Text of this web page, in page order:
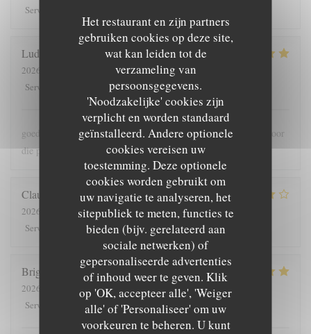
Het restaurant en zijn partners
gebruiken cookies op deze site,
wat kan leiden tot de
verzameling van
persoonsgegevens.
'Noodzakelijke' cookies zijn
verplicht en worden standaard
geïnstalleerd. Andere optionele
cookies vereisen uw
toestemming. Deze optionele
cookies worden gebruikt om
uw navigatie te analyseren, het
sitepubliek te meten, functies te
bieden (bijv. gerelateerd aan
sociale netwerken) of
gepersonaliseerde advertenties
of inhoud weer te geven. Klik
op 'OK, accepteer alle', 'Weiger
alle' of 'Personaliseer' om uw
voorkeuren te beheren. U kunt
Service
Ludo
2026-07-30
- 18:00 - Gasten 2
Service
Atmosfeer:5/5 Keuken:5/5 Kwaliteit / Prijs
goede bediening , lekker en meer dan voldoende grote porties voor
die prijs
Claude
2026-08-01
- 19:30 - Gasten 5
Service
Atmosfeer: 4/5 Keuken:4/5 Kwaliteit / Prijs
Brigitte
2026-07-28
- 12:00 - Gasten 4
Service
Atmosfeer: 5/5 Keuken: 5 /5 Kwaliteit / Prijs